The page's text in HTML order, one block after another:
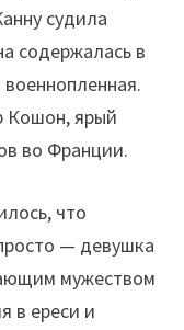
судила
содержалась в
Кошон, ярый
во Франции.
что
— девушка
мужеством
в ереси и